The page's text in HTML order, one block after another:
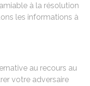
à la résolution
les informations à
au recours au
votre adversaire